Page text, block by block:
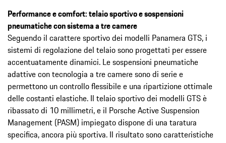
Performance e comfort: telaio sportivo e sospensioni
pneumatiche con sistema a tre camere
Seguendo il carattere sportivo dei modelli Panamera GTS, i
sistemi di regolazione del telaio sono progettati per essere
accentuatamente dinamici. Le sospensioni pneumatiche
adattive con tecnologia a tre camere sono di serie e
permettono un controllo flessibile e una ripartizione ottimale
delle costanti elastiche. Il telaio sportivo dei modelli GTS è
ribassato di 10 millimetri, e il Porsche Active Suspension
Management (PASM) impiegato dispone di una taratura
specifica, ancora più sportiva. Il risultato sono caratteristiche